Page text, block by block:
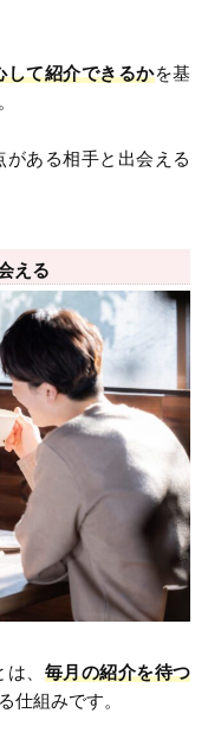
して紹介できるかを基
ある相手と出会える
える
、 毎月の紹介を待つ
仕組みです。